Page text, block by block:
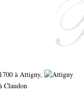
à Attigny,
Claudon